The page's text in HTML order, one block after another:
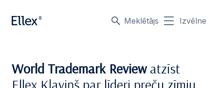
Meklētājs Izvēlne
World Trademark Reviewatzīst
Ellex Kļaviņš par līderi preču zīmju